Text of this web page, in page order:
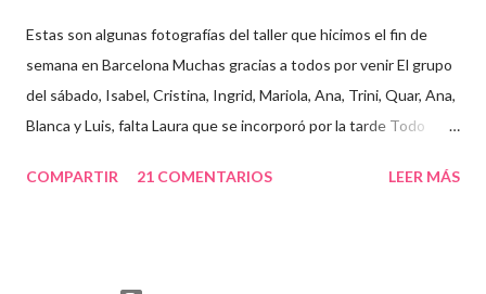
Estas son algunas fotografías del taller que hicimos el fin de
semana en Barcelona Muchas gracias a todos por venir El grupo
del sábado, Isabel, Cristina, Ingrid, Mariola, Ana, Trini, Quar, Ana,
Blanca y Luis, falta Laura que se incorporó por la tarde Todo
primero un poco de teórica para tener claro lo que tenemos que
COMPARTIR 21 COMENTARIOS LEER MÁS